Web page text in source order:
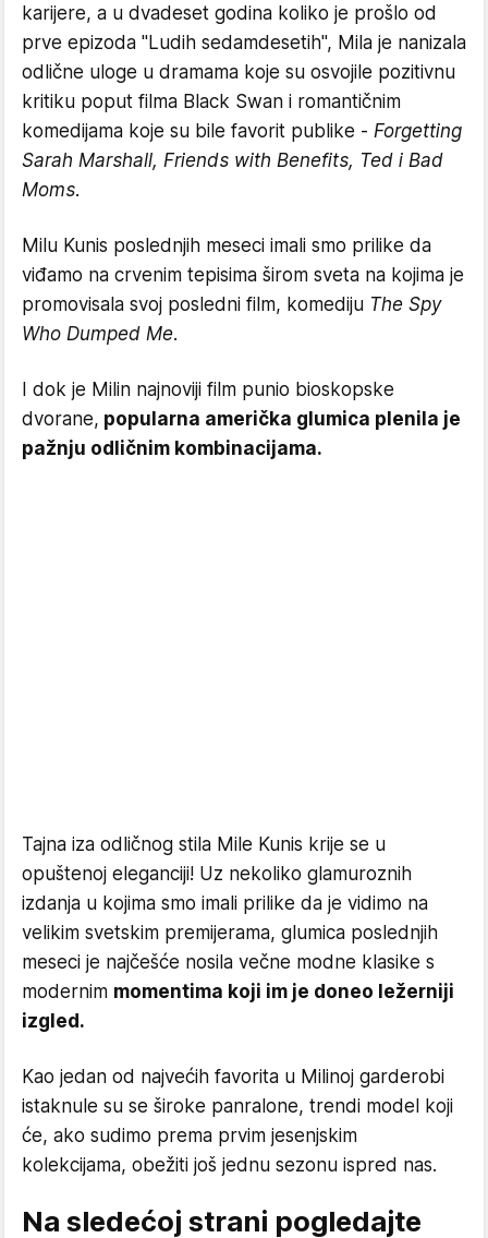
karijere, a u dvadeset godina koliko je prošlo od
prve epizoda "Ludih sedamdesetih", Mila je nanizala
odlične uloge u dramama koje su osvojile pozitivnu
kritiku poput filma Black Swan i romantičnim
komedijama koje su bile favorit publike - Forgetting
Sarah Marshall, Friends with Benefits, Ted i Bad
Moms.
Milu Kunis poslednjih meseci imali smo prilike da
viđamo na crvenim tepisima širom sveta na kojima je
promovisala svoj posledni film, komediju The Spy
Who Dumped Me.
I dok je Milin najnoviji film punio bioskopske
dvorane, popularna američka glumica plenila je
pažnju odličnim kombinacijama.
Tajna iza odličnog stila Mile Kunis krije se u
opuštenoj eleganciji! Uz nekoliko glamuroznih
izdanja u kojima smo imali prilike da je vidimo na
velikim svetskim premijerama, glumica poslednjih
meseci je najčešće nosila večne modne klasike s
modernim momentima koji im je doneo ležerniji
izgled.
Kao jedan od najvećih favorita u Milinoj garderobi
istaknule su se široke panralone, trendi model koji
će, ako sudimo prema prvim jesenjskim
kolekcijama, obežiti još jednu sezonu ispred nas.
Na sledećoj strani pogledajte